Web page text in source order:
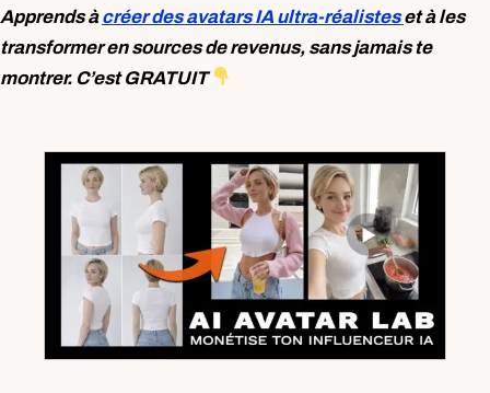
Apprends àcréer des avatars IA ultra-réalisteset à les
transformer en sources de revenus, sans jamais te
montrer. C’est GRATUIT